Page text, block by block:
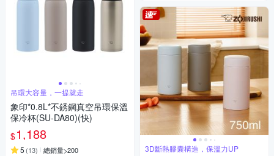
吊環大容量，一提就走
象印*0.8L*不銹鋼真空吊環保溫
保冷杯(SU-DA80)(快)
$1,188
5 (13) 總銷量>200 3D斷熱膠囊構造，保溫力UP